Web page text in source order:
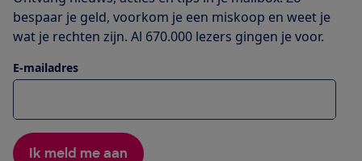
bespaar je geld, voorkom je een miskoop en weet je
wat je rechten zijn. Al 670.000 lezers gingen je voor.
E-mailadres
Ik meld me aan